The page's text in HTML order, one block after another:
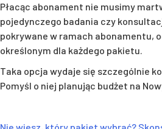
Płacąc abonament nie musimy
pojedynczego badania czy
pokrywane w ramach abonamentu,
określonym dla każdego pakietu.
Taka opcja wydaje się szczególnie
Pomyśl o niej planując budżet na